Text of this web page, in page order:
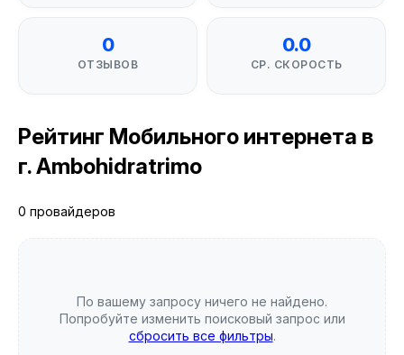
0
ОТЗЫВОВ
0.0
СР. СКОРОСТЬ
Рейтинг Мобильного интернета в
г. Ambohidratrimo
0 провайдеров
По вашему запросу ничего не найдено.
Попробуйте изменить поисковый запрос или
сбросить все фильтры.